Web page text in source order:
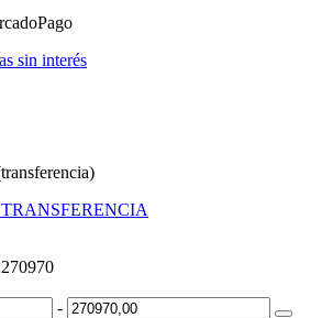
sin interés
-